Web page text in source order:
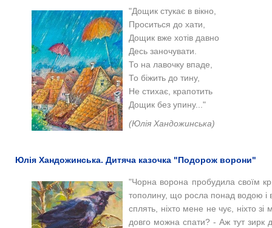
"Дощик стукає в вікно,
Проситься до хати,
Дощик вже хотів давно
Десь заночувати.
То на лавочку впаде,
То біжить до тину,
Не стихає, крапотить
Дощик без упину..."
(Юлія Хандожинська)
Юлія Хандожинська. Дитяча казочка "Подорож ворони"
"Чорна ворона пробудила своїм
тополину, що росла понад водою і
сплять, ніхто мене не чує, ніхто
довго можна спати? - Аж тут зирк